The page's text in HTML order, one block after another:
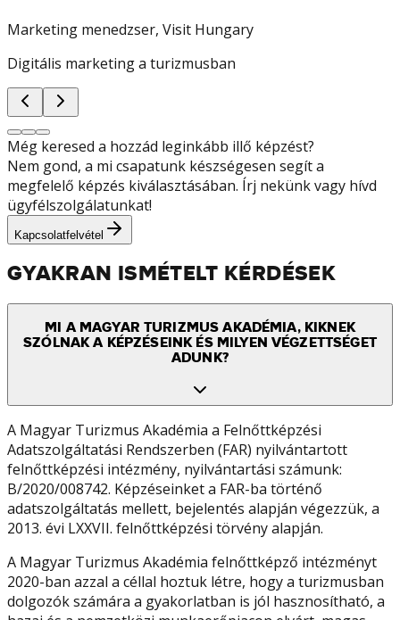
Marketing menedzser, Visit Hungary
Digitális marketing a turizmusban
Még keresed a hozzád leginkább illő képzést?
Nem gond, a mi csapatunk készségesen segít a
megfelelő képzés kiválasztásában. Írj nekünk vagy hívd
ügyfélszolgálatunkat!
Kapcsolatfelvétel
GYAKRAN ISMÉTELT KÉRDÉSEK
MI A MAGYAR TURIZMUS AKADÉMIA, KIKNEK
SZÓLNAK A KÉPZÉSEINK ÉS MILYEN VÉGZETTSÉGET
ADUNK?
A Magyar Turizmus Akadémia a Felnőttképzési
Adatszolgáltatási Rendszerben (FAR) nyilvántartott
felnőttképzési intézmény, nyilvántartási számunk:
B/2020/008742. Képzéseinket a FAR-ba történő
adatszolgáltatás mellett, bejelentés alapján végezzük, a
2013. évi LXXVII. felnőttképzési törvény alapján.
A Magyar Turizmus Akadémia felnőttképző intézményt
2020-ban azzal a céllal hoztuk létre, hogy a turizmusban
dolgozók számára a gyakorlatban is jól hasznosítható, a